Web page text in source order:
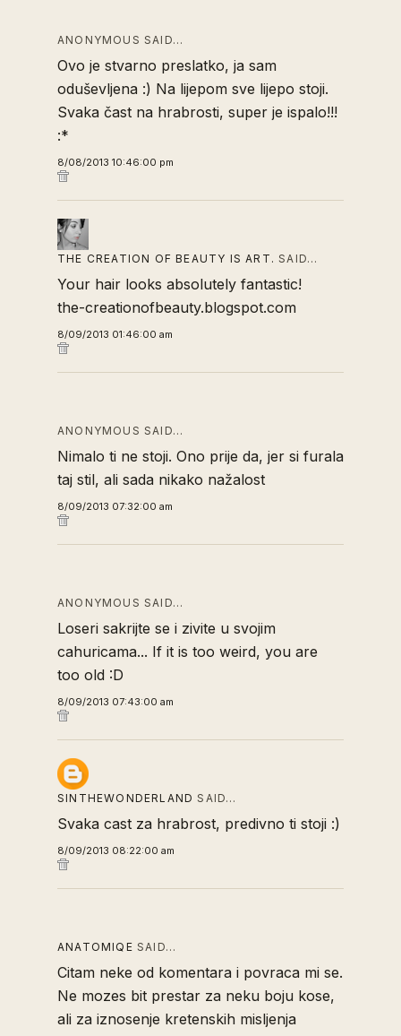
ANONYMOUS SAID…
Ovo je stvarno preslatko, ja sam
oduševljena :) Na lijepom sve lijepo stoji.
Svaka čast na hrabrosti, super je ispalo!!!
:*
8/08/2013 10:46:00 pm
THE CREATION OF BEAUTY IS ART. SAID…
Your hair looks absolutely fantastic!
the-creationofbeauty.blogspot.com
8/09/2013 01:46:00 am
ANONYMOUS SAID…
Nimalo ti ne stoji. Ono prije da, jer si furala
taj stil, ali sada nikako nažalost
8/09/2013 07:32:00 am
ANONYMOUS SAID…
Loseri sakrijte se i zivite u svojim
cahuricama... If it is too weird, you are
too old :D
8/09/2013 07:43:00 am
SINTHEWONDERLAND SAID…
Svaka cast za hrabrost, predivno ti stoji :)
8/09/2013 08:22:00 am
ANATOMIQE SAID…
Citam neke od komentara i povraca mi se.
Ne mozes bit prestar za neku boju kose,
ali za iznosenje kretenskih misljenja